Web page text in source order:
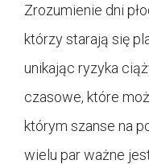
Zrozumienie dni
którzy starają się
unikając ryzyka
czasowe, które
którym szanse na
wielu par ważne